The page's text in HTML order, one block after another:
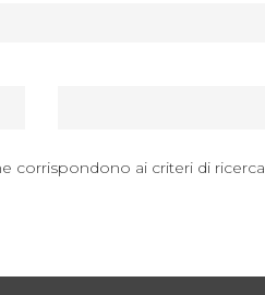
corrispondono ai criteri di ricerca